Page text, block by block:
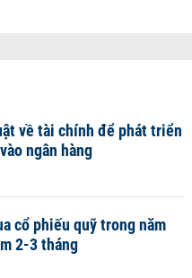
về tài chính để phát triển
ngân hàng
cổ phiếu quỹ trong năm
2-3 tháng